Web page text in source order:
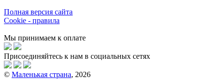
Полная версия сайта
Cookie - правила
Мы принимаем к оплате
Присоединяйтесь к нам в социальных сетях
© Маленькая страна, 2026